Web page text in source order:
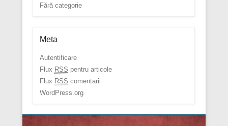
Fără categorie
Meta
Autentificare
Flux RSS pentru articole
Flux RSS comentarii
WordPress.org